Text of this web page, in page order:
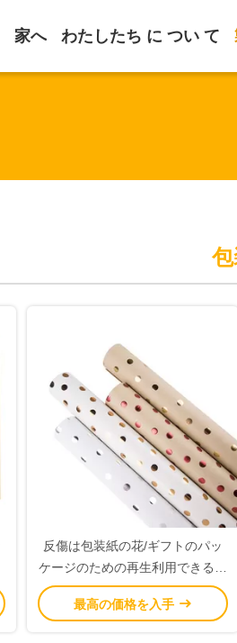
家へ わたしたち に つい て
反傷は包装紙の花/ギフトのパッ
ケージのための再生利用できる木
材パルプ紙に点を打ちます
最高の価格を入手